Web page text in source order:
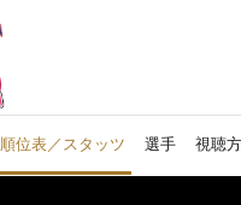
順位表／スタッツ 選手 視聴